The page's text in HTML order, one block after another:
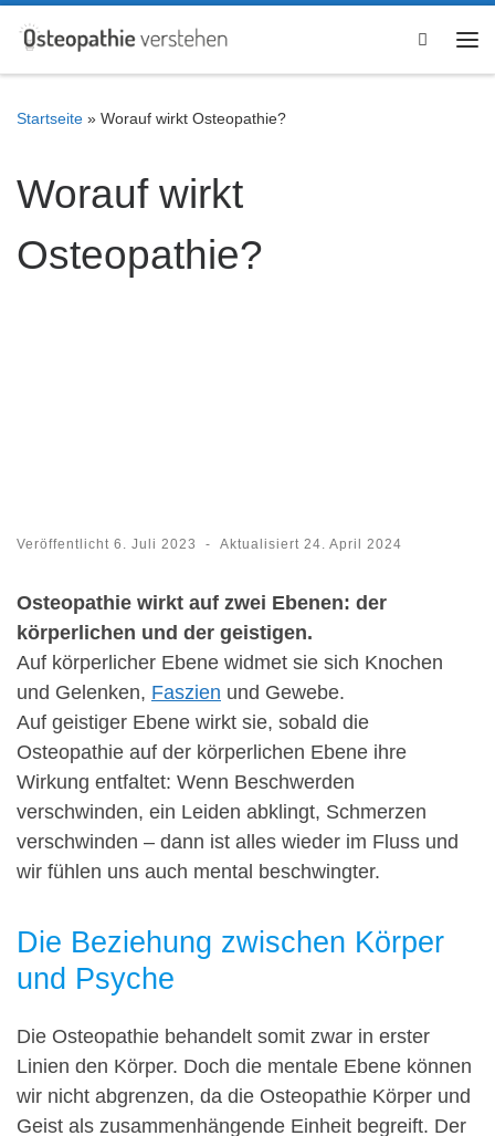
Zum Inhalt springen
Search
Startseite » Worauf wirkt Osteopathie?
Worauf wirkt
Osteopathie?
Veröffentlicht 6. Juli 2023 - Aktualisiert 24. April 2024
Osteopathie wirkt auf zwei Ebenen: der
körperlichen und der geistigen.
Auf körperlicher Ebene widmet sie sich Knochen
und Gelenken, Faszien und Gewebe.
Auf geistiger Ebene wirkt sie, sobald die
Osteopathie auf der körperlichen Ebene ihre
Wirkung entfaltet: Wenn Beschwerden
verschwinden, ein Leiden abklingt, Schmerzen
verschwinden – dann ist alles wieder im Fluss und
wir fühlen uns auch mental beschwingter.
Die Beziehung zwischen Körper
und Psyche
Die Osteopathie behandelt somit zwar in erster
Linien den Körper. Doch die mentale Ebene können
wir nicht abgrenzen, da die Osteopathie Körper und
Geist als zusammenhängende Einheit begreift. Der